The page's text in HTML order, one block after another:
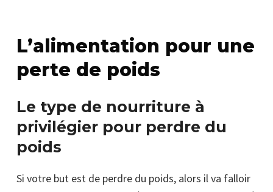
L’alimentation pour une
perte de poids
Le type de nourriture à
privilégier pour perdre du
poids
Si votre but est de perdre du poids, alors il va falloir